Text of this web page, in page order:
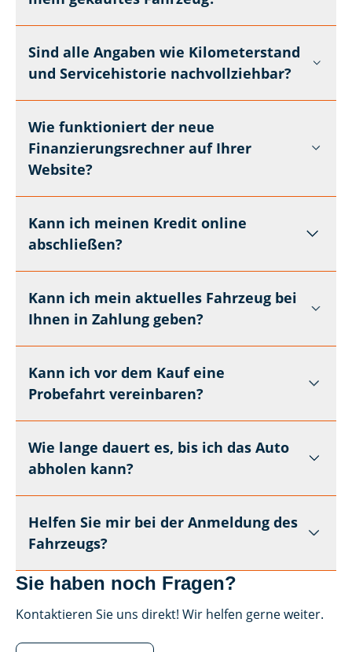
Sind alle Angaben wie Kilometerstand
und Servicehistorie nachvollziehbar?
Wie funktioniert der neue
Finanzierungsrechner auf Ihrer
Website?
Kann ich meinen Kredit online
abschließen?
Kann ich mein aktuelles Fahrzeug bei
Ihnen in Zahlung geben?
Kann ich vor dem Kauf eine
Probefahrt vereinbaren?
Wie lange dauert es, bis ich das Auto
abholen kann?
Helfen Sie mir bei der Anmeldung des
Fahrzeugs?
Sie haben noch Fragen?
Kontaktieren Sie uns direkt! Wir helfen gerne weiter.